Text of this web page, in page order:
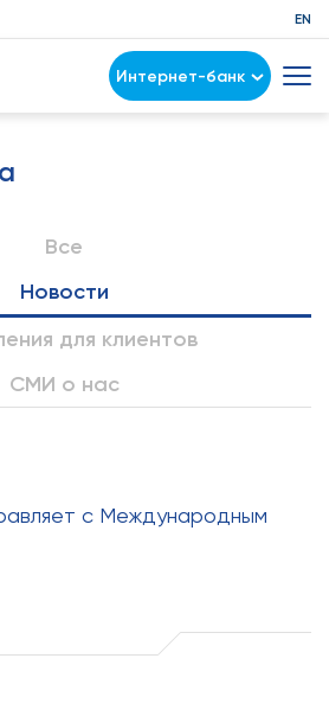
EN
Интернет-банк
Все
Новости
для клиентов
СМИ о нас
с Международным